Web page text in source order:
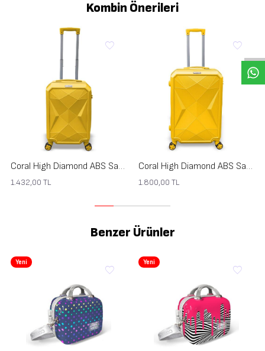
Kombin Önerileri
Coral High Diamond ABS Sarı Küçük Boy Valiz 16626
1.432,00 TL
Coral High Diamond ABS Sarı Orta Boy Valiz 16627
1.800,00 TL
Benzer Ürünler
Yeni Yeni